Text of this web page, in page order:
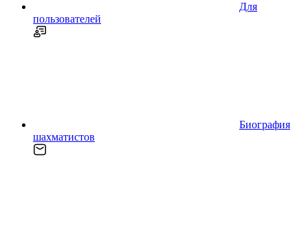
Для
пользователей
Биография
шахматистов